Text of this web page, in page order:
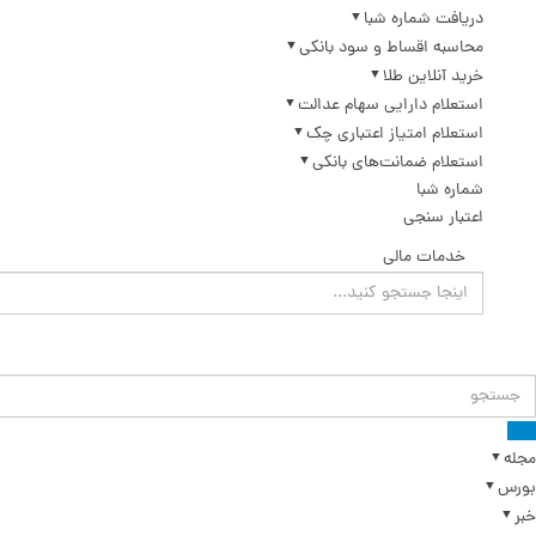
دریافت شماره شبا
محاسبه اقساط و سود بانکی
خرید آنلاین طلا
استعلام دارایی سهام عدالت
استعلام امتیاز اعتباری چک
استعلام ضمانت‌های بانکی
شماره شبا
اعتبار سنجی
خدمات مالی
مجله
بورس
خبر